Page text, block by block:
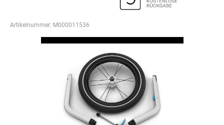
Artikelnummer: M000011536